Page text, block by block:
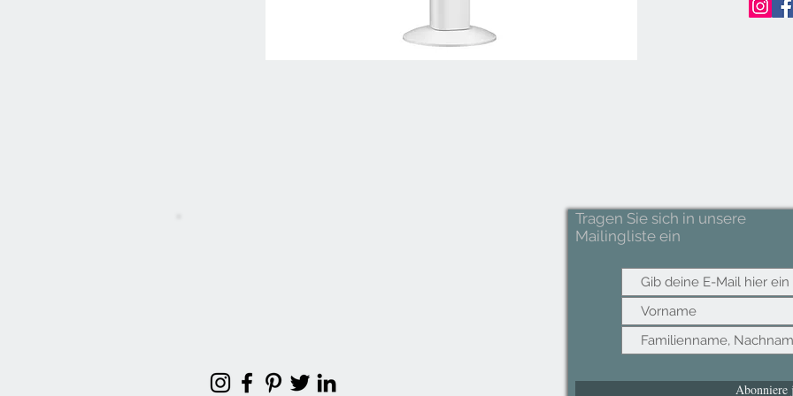
Tragen Sie sich in unsere
Mailingliste ein
Abonniere